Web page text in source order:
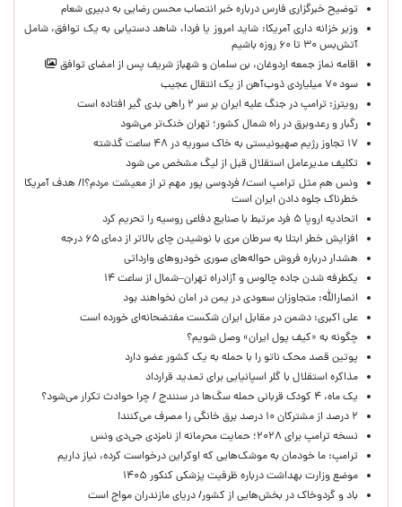
توضیح خبرگزاری فارس درباره خبر انتصاب محسن رضایی به دبیری شعام
وزیر خزانه داری آمریکا: شاید امروز یا فردا، شاهد دستیابی به یک توافق، شامل
آتش‌بس ۳۰ تا ۶۰ روزه باشیم
اقامه نماز جمعه اردوغان، بن ‌سلمان و شهباز شریف پس از امضای توافق
سود ۷۰ میلیاردی ذوب‌آهن از یک انتقال عجیب
رویترز: ترامپ در جنگ علیه ایران بر سر ۲ راهی بدی گیر افتاده است
رگبار و رعدوبرق در راه شمال کشور؛ تهران خنک‌تر می‌شود
۱۷ تجاوز رژیم صهیونیستی به خاک سوریه در ۴۸ ساعت گذشته
تکلیف مدیرعامل استقلال قبل از لیگ مشخص می شود
ونس هم مثل ترامپ است/ فردوسی پور مهم تر از معیشت مردم؟!/ هدف آمریکا
خطرناک جلوه دادن ایران است
اتحادیه اروپا ۵ فرد مرتبط با صنایع دفاعی روسیه را تحریم کرد
افزایش خطر ابتلا به سرطان مری با نوشیدن چای بالاتر از دمای ۶۵ درجه
هشدار درباره فروش حواله‌های صوری خودروهای وارداتی
یکطرفه شدن جاده چالوس و آزادراه تهران–شمال از ساعت ۱۴
انصارالله: متجاوزان سعودی در یمن در امان نخواهند بود
علی اکبری: دشمن در مقابل ایران شکست مفتضحانه‌ای خورده است
چگونه به «کیف پول ایران» وصل شویم؟
پوتین قصد محک ناتو را با حمله به یک کشور عضو دارد
مذاکره استقلال با گلر اسپانیایی برای تمدید قرارداد
یک ماه، ۴ کودک قربانی حمله سگ‌ها در سنندج / چرا حوادث تکرار می‌شود؟
۲ درصد از مشترکان ۱۰ درصد برق خانگی را مصرف می‌کنند!
نسخه ترامپ برای ۲۰۲۸؛ حمایت محرمانه از نامزدی جی‌دی ونس
ترامپ: ما خودمان به موشک‌هایی که اوکراین درخواست کرده، نیاز داریم
موضع وزارت بهداشت درباره ظرفیت پزشکی کنکور ۱۴۰۵
باد و گردوخاک در بخش‌هایی از کشور/ دریای مازندران مواج است